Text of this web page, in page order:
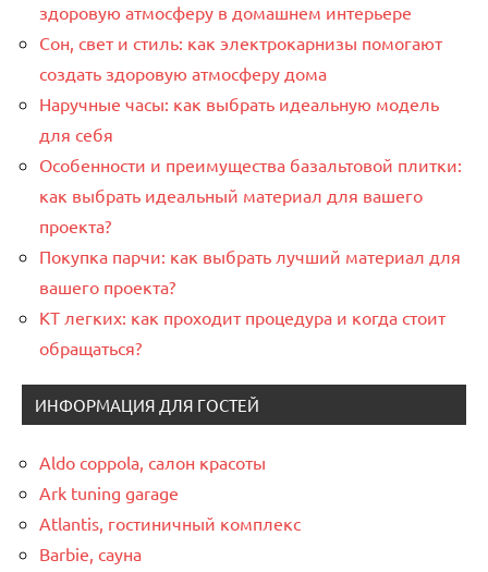
здоровую атмосферу в домашнем интерьере
Сон, свет и стиль: как электрокарнизы помогают
создать здоровую атмосферу дома
Наручные часы: как выбрать идеальную модель
для себя
Особенности и преимущества базальтовой плитки:
как выбрать идеальный материал для вашего
проекта?
Покупка парчи: как выбрать лучший материал для
вашего проекта?
КТ легких: как проходит процедура и когда стоит
обращаться?
ИНФОРМАЦИЯ ДЛЯ ГОСТЕЙ
Aldo coppola, салон красоты
Ark tuning garage
Atlantis, гостиничный комплекс
Barbie, сауна